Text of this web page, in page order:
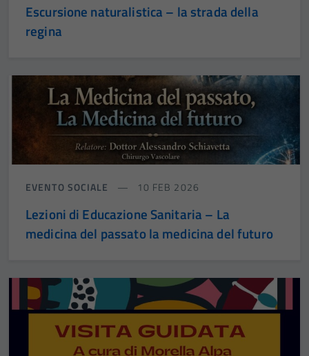
Escursione naturalistica – la strada della
regina
EVENTO SOCIALE 10 FEB 2026
Lezioni di Educazione Sanitaria – La
medicina del passato la medicina del futuro